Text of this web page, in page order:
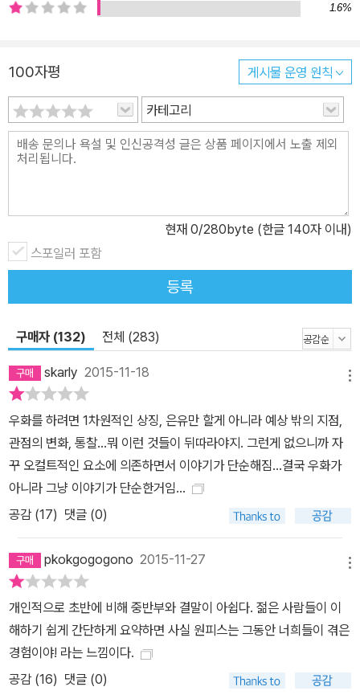
1.6%
100자평 게시물 운영 원칙
카테고리
현재 0/280byte (한글 140자 이내)
스포일러 포함
등록
구매자 (132) 전체 (283)
skarly 2015-11-18
우화를 하려면 1차원적인 상징, 은유만 할게 아니라 예상 밖의 지점,
관점의 변화, 통찰...뭐 이런 것들이 뒤따라야지. 그런게 없으니까 자
꾸 오컬트적인 요소에 의존하면서 이야기가 단순해짐...결국 우화가
아니라 그냥 이야기가 단순한거임...
공감 (17) 댓글 (0)
pkokgogogono 2015-11-27
개인적으로 초반에 비해 중반부와 결말이 아쉽다. 젊은 사람들이 이
해하기 쉽게 간단하게 요약하면 사실 원피스는 그동안 너희들이 겪은
경험이야! 라는 느낌이다.
공감 (16) 댓글 (0)